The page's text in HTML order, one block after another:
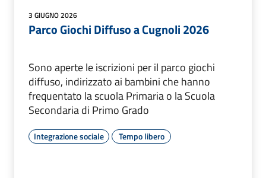
3 GIUGNO 2026
Parco Giochi Diffuso a Cugnoli 2026
Sono aperte le iscrizioni per il parco giochi
diffuso, indirizzato ai bambini che hanno
frequentato la scuola Primaria o la Scuola
Secondaria di Primo Grado
Integrazione sociale Tempo libero